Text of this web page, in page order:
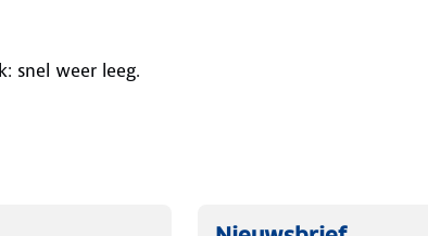
Stevig, goede kwaliteit, snel opgeblazen en minimaal zo belangrijk: snel weer leeg.